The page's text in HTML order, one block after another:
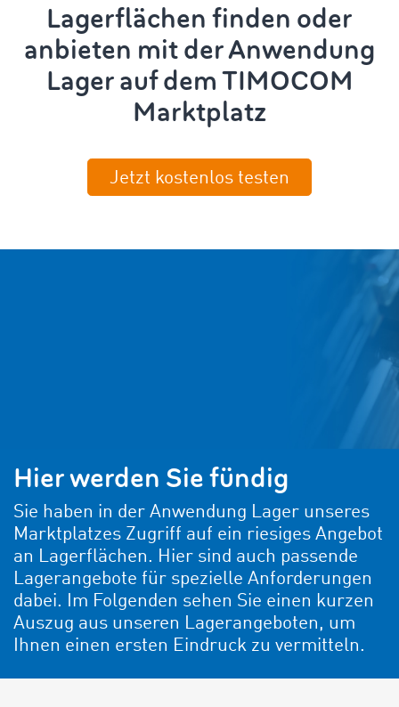
Lagerflächen finden oder
anbieten mit der Anwendung
Lager auf dem TIMOCOM
Marktplatz
Jetzt kostenlos testen
Hier werden Sie fündig
Sie haben in der Anwendung Lager unseres
Marktplatzes Zugriff auf ein riesiges Angebot
an Lagerflächen. Hier sind auch passende
Lagerangebote für spezielle Anforderungen
dabei. Im Folgenden sehen Sie einen kurzen
Auszug aus unseren Lagerangeboten, um
Ihnen einen ersten Eindruck zu vermitteln.